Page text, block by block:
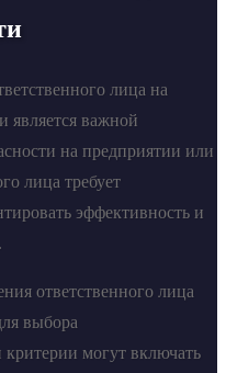
лица на
является важной
на предприятии или
лица требует
эффективность и
ответственного лица
выбора
могут включать